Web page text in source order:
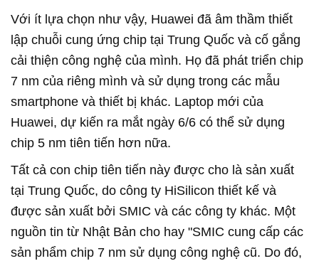
Với ít lựa chọn như vậy, Huawei đã âm thầm thiết
lập chuỗi cung ứng chip tại Trung Quốc và cố gắng
cải thiện công nghệ của mình. Họ đã phát triển chip
7 nm của riêng mình và sử dụng trong các mẫu
smartphone và thiết bị khác. Laptop mới của
Huawei, dự kiến ra mắt ngày 6/6 có thể sử dụng
chip 5 nm tiên tiến hơn nữa.
Tất cả con chip tiên tiến này được cho là sản xuất
tại Trung Quốc, do công ty HiSilicon thiết kế và
được sản xuất bởi SMIC và các công ty khác. Một
nguồn tin từ Nhật Bản cho hay "SMIC cung cấp các
sản phẩm chip 7 nm sử dụng công nghệ cũ. Do đó,